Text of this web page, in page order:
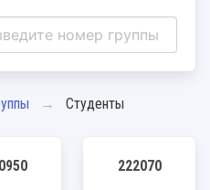
Студенты
222070